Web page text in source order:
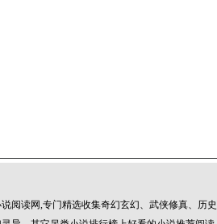
阅读网,专门精选收集奇幻玄幻、武侠修真、历史